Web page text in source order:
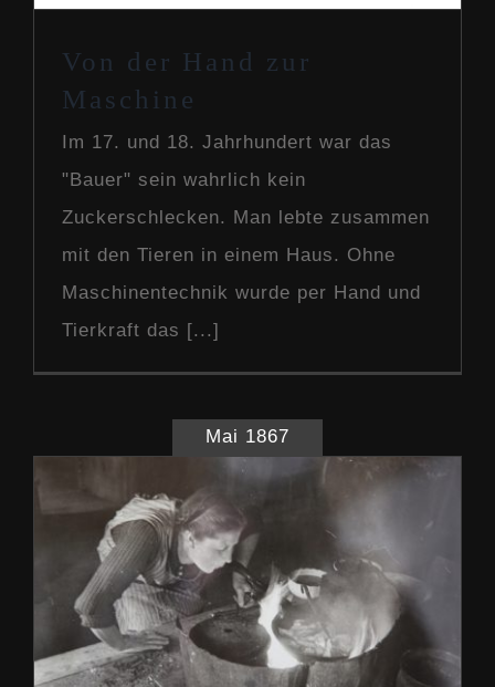
Von der Hand zur
Maschine
Im 17. und 18. Jahrhundert war das
"Bauer" sein wahrlich kein
Zuckerschlecken. Man lebte zusammen
mit den Tieren in einem Haus. Ohne
Maschinentechnik wurde per Hand und
Tierkraft das [...]
Mai 1867
Lebensgeschichten
Our Story